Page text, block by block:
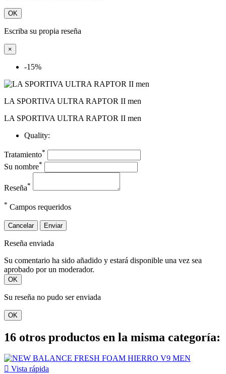
OK
Escriba su propia reseña
×
-15%
LA SPORTIVA ULTRA RAPTOR II men
LA SPORTIVA ULTRA RAPTOR II men
Quality:
Tratamiento*
Su nombre*
Reseña*
* Campos requeridos
Cancelar Enviar
Reseña enviada
Su comentario ha sido añadido y estará disponible una vez sea
aprobado por un moderador.
OK
Su reseña no pudo ser enviada
OK
16 otros productos en la misma categoría:
 Vista rápida